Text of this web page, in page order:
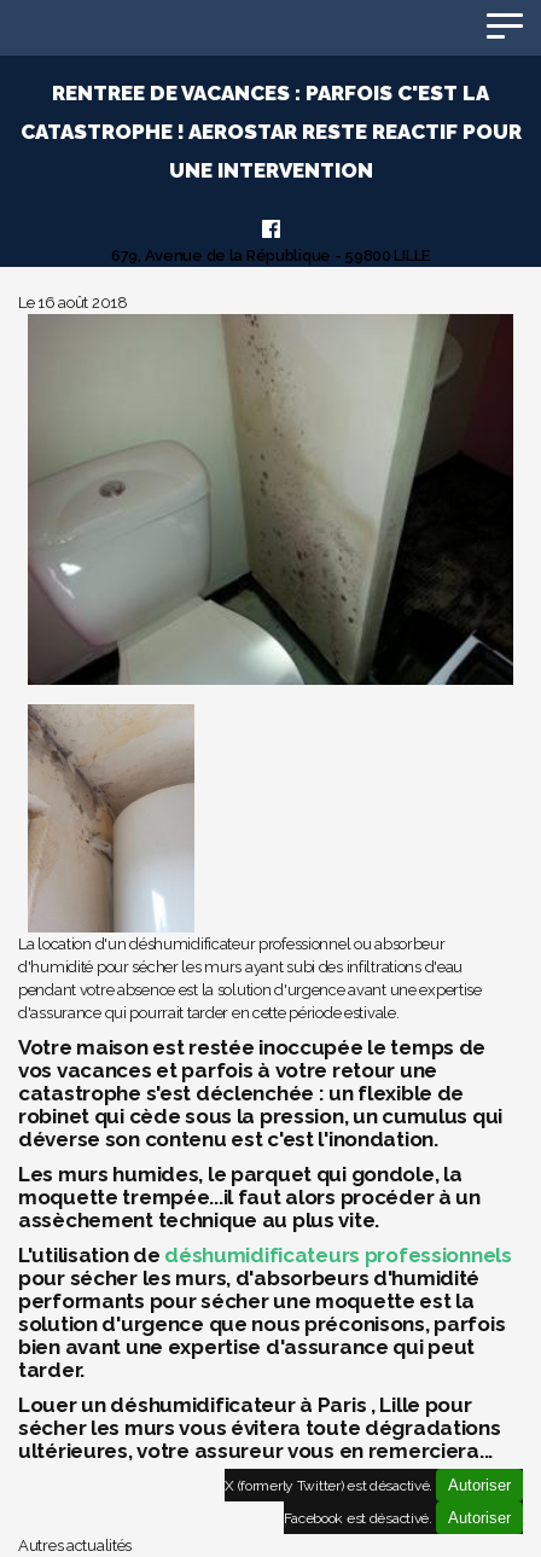
RENTREE DE VACANCES : PARFOIS C'EST LA
CATASTROPHE ! AEROSTAR RESTE REACTIF POUR
UNE INTERVENTION
679, Avenue de la République - 59800 LILLE
Le 16 août 2018
La location d'un déshumidificateur professionnel ou absorbeur
d'humidité pour sécher les murs ayant subi des infiltrations d'eau
pendant votre absence est la solution d'urgence avant une expertise
d'assurance qui pourrait tarder en cette période estivale.
Votre maison est restée inoccupée le temps de
vos vacances et parfois à votre retour une
catastrophe s'est déclenchée : un flexible de
robinet qui cède sous la pression, un cumulus qui
déverse son contenu est c'est l'inondation.
Les murs humides, le parquet qui gondole, la
moquette trempée...il faut alors procéder à un
assèchement technique au plus vite.
L'utilisation de déshumidificateurs professionnels
pour sécher les murs, d'absorbeurs d'humidité
performants pour sécher une moquette est la
solution d'urgence que nous préconisons, parfois
bien avant une expertise d'assurance qui peut
tarder.
Louer un déshumidificateur à Paris , Lille pour
sécher les murs vous évitera toute dégradations
ultérieures, votre assureur vous en remerciera...
X (formerly Twitter) est désactivé. Autoriser
Facebook est désactivé.
Autoriser
Autres actualités